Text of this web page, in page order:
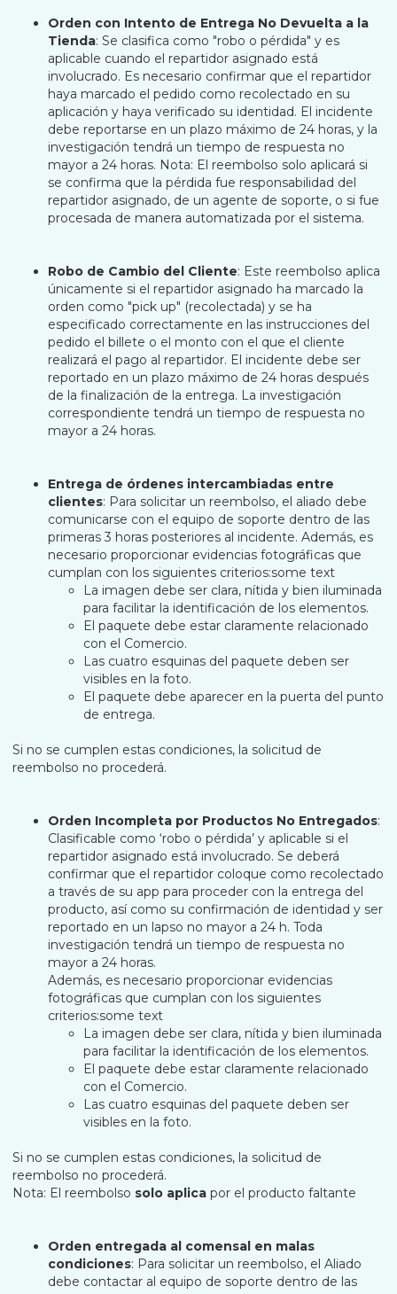
Orden con Intento de Entrega No Devuelta a la
Tienda: Se clasifica como "robo o pérdida" y es
aplicable cuando el repartidor asignado está
involucrado. Es necesario confirmar que el repartidor
haya marcado el pedido como recolectado en su
aplicación y haya verificado su identidad. El incidente
debe reportarse en un plazo máximo de 24 horas, y la
investigación tendrá un tiempo de respuesta no
mayor a 24 horas. Nota: El reembolso solo aplicará si
se confirma que la pérdida fue responsabilidad del
repartidor asignado, de un agente de soporte, o si fue
procesada de manera automatizada por el sistema.
Robo de Cambio del Cliente: Este reembolso aplica
únicamente si el repartidor asignado ha marcado la
orden como "pick up" (recolectada) y se ha
especificado correctamente en las instrucciones del
pedido el billete o el monto con el que el cliente
realizará el pago al repartidor. El incidente debe ser
reportado en un plazo máximo de 24 horas después
de la finalización de la entrega. La investigación
correspondiente tendrá un tiempo de respuesta no
mayor a 24 horas.
Entrega de órdenes intercambiadas entre
clientes: Para solicitar un reembolso, el aliado debe
comunicarse con el equipo de soporte dentro de las
primeras 3 horas posteriores al incidente. Además, es
necesario proporcionar evidencias fotográficas que
cumplan con los siguientes criterios:some text
La imagen debe ser clara, nítida y bien iluminada
para facilitar la identificación de los elementos.
El paquete debe estar claramente relacionado
con el Comercio.
Las cuatro esquinas del paquete deben ser
visibles en la foto.
El paquete debe aparecer en la puerta del punto
de entrega.
Si no se cumplen estas condiciones, la solicitud de
reembolso no procederá.
Orden Incompleta por Productos No Entregados:
Clasificable como ‘robo o pérdida’ y aplicable si el
repartidor asignado está involucrado. Se deberá
confirmar que el repartidor coloque como recolectado
a través de su app para proceder con la entrega del
producto, así como su confirmación de identidad y ser
reportado en un lapso no mayor a 24 h. Toda
investigación tendrá un tiempo de respuesta no
mayor a 24 horas.
Además, es necesario proporcionar evidencias
fotográficas que cumplan con los siguientes
criterios:some text
La imagen debe ser clara, nítida y bien iluminada
para facilitar la identificación de los elementos.
El paquete debe estar claramente relacionado
con el Comercio.
Las cuatro esquinas del paquete deben ser
visibles en la foto.
Si no se cumplen estas condiciones, la solicitud de
reembolso no procederá.
Nota: El reembolso solo aplica por el producto faltante
Orden entregada al comensal en malas
condiciones: Para solicitar un reembolso, el Aliado
debe contactar al equipo de soporte dentro de las